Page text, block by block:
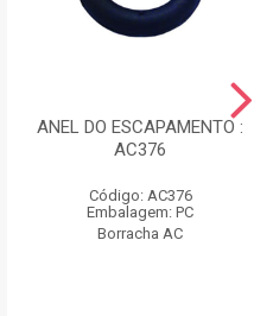
ANEL DO ESCAPAMENTO :
AC376
Código: AC376
Embalagem: PC
Borracha AC